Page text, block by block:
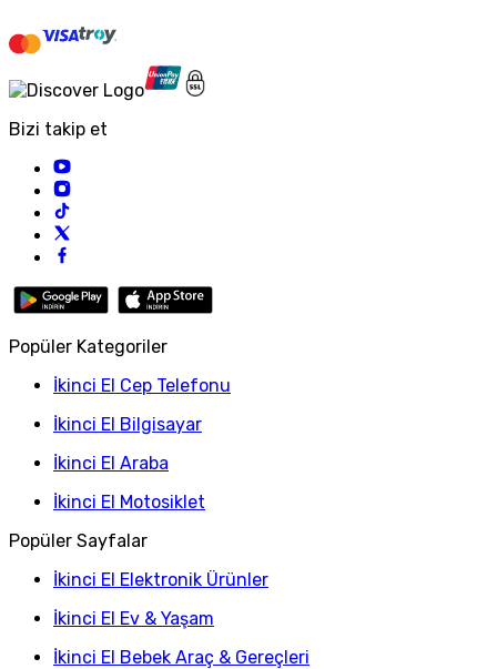
Bizi takip et
Popüler Kategoriler
İkinci El Cep Telefonu
İkinci El Bilgisayar
İkinci El Araba
İkinci El Motosiklet
Popüler Sayfalar
İkinci El Elektronik Ürünler
İkinci El Ev & Yaşam
İkinci El Bebek Araç & Gereçleri